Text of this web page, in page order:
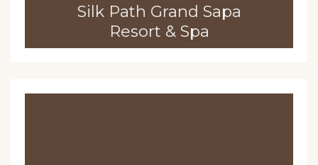
Silk Path Grand Sapa
Resort & Spa